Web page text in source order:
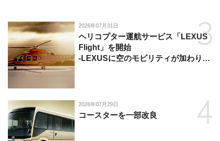
2026年07月31日
ヘリコプター運航サービス「LEXUS
Flight」を開始
-LEXUSに空のモビリティが加わり、
2026年07月29日
コースターを一部改良